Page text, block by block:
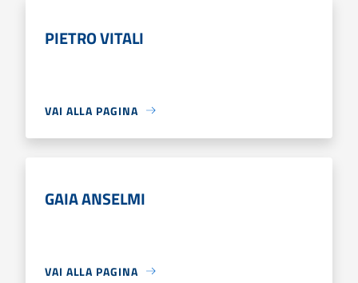
PIETRO VITALI
VAI ALLA PAGINA
GAIA ANSELMI
VAI ALLA PAGINA